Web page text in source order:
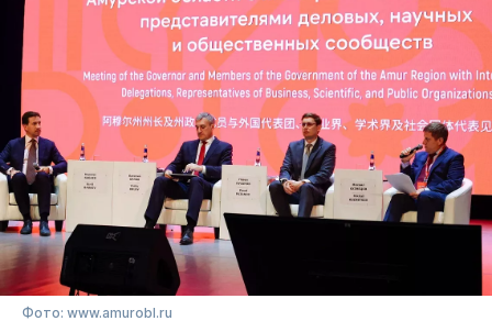
Фото: www.amurobl.ru